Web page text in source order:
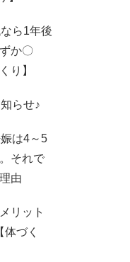
ら1年後
か〇
り】
らせ♪
は4～5
それで
由
リット
体づく